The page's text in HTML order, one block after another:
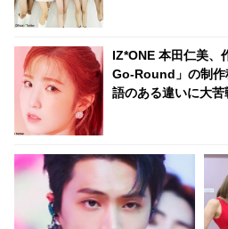
IZ*ONE 本田仁美、
Go-Round」の制作
語のある違いに大苦